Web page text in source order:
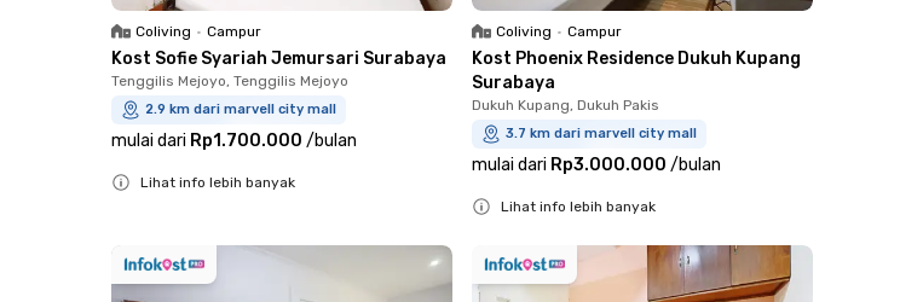
Coliving • Campur
Kost Sofie Syariah Jemursari Surabaya
Tenggilis Mejoyo, Tenggilis Mejoyo
2.9 km dari marvell city mall
mulai dari Rp1.700.000 /bulan
Lihat info lebih banyak
Coliving • Campur
Kost Phoenix Residence Dukuh Kupang
Surabaya
Dukuh Kupang, Dukuh Pakis
3.7 km dari marvell city mall
mulai dari Rp3.000.000 /bulan
Lihat info lebih banyak